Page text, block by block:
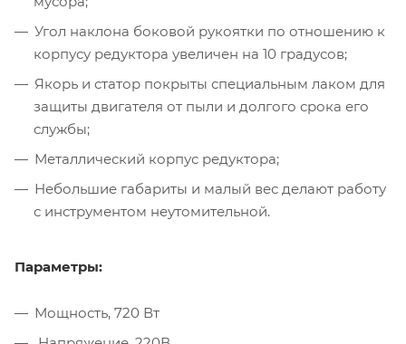
Угол наклона боковой рукоятки по отношению к
корпусу редуктора увеличен на 10 градусов;
Якорь и статор покрыты специальным лаком для
защиты двигателя от пыли и долгого срока его
службы;
Металлический корпус редуктора;
Небольшие габариты и малый вес делают работу
с инструментом неутомительной.
Параметры:
Мощность, 720 Вт